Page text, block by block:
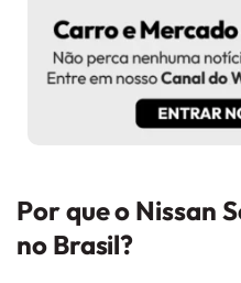
Por que o Nissan
no Brasil?